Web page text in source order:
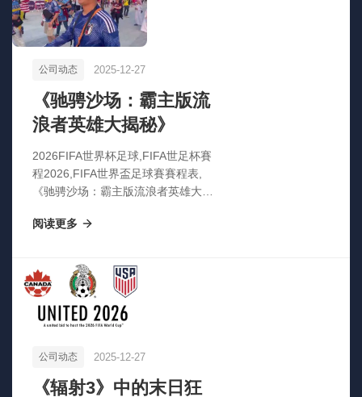
公司动态 2025-12-27
《驰骋沙场：霸主版流
浪者英雄大揭秘》
2026FIFA世界杯足球,FIFA世足杯賽
程2026,FIFA世界盃足球賽賽程表,
《驰骋沙场：霸主版流浪者英雄大揭
阅读更多
公司动态 2025-12-27
《辐射3》中的末日狂